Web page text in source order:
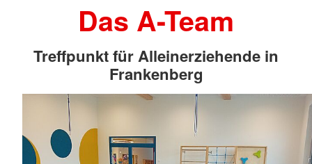
Das A-Team
Treffpunkt für Alleinerziehende in
Frankenberg